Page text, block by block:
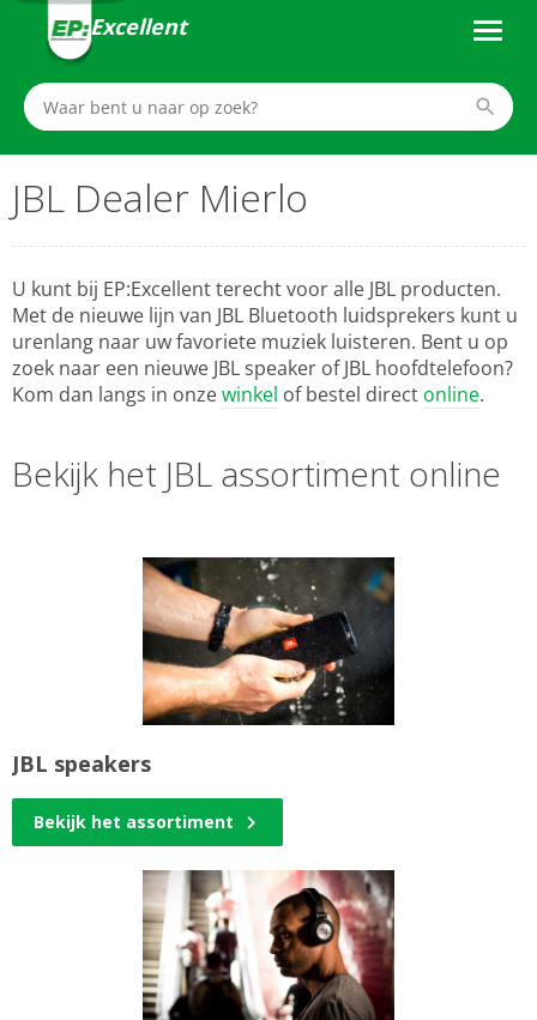
Excellent
JBL Dealer Mierlo
U kunt bij EP:Excellent terecht voor alle JBL producten.
Met de nieuwe lijn van JBL Bluetooth luidsprekers kunt u
urenlang naar uw favoriete muziek luisteren. Bent u op
zoek naar een nieuwe JBL speaker of JBL hoofdtelefoon?
Kom dan langs in onzewinkel of bestel direct online.
Bekijk het JBL assortiment online
JBL speakers
Bekijk het assortiment